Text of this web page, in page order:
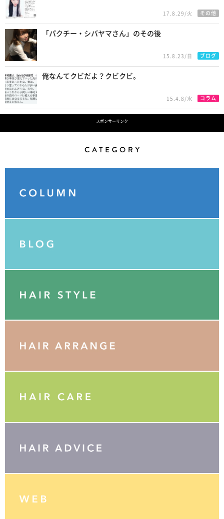
17.8.29/火 その他
「パクチー・シバヤマさん」のその後
15.8.23/日 ブログ
俺なんてクビだよ？クビクビ。
15.4.8/水 コラム
スポンサーリンク